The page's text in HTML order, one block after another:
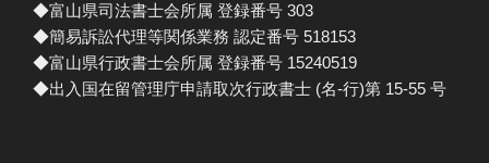
◆富山県司法書士会所属 登録番号 303
◆簡易訴訟代理等関係業務 認定番号 518153
◆富山県行政書士会所属 登録番号 15240519
◆出入国在留管理庁申請取次行政書士 (名-行)第 15-55 号